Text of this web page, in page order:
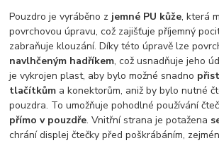
Pouzdro je vyráběno z jemné PU kůže, která
povrchovou úpravu, což zajišťuje příjemný
zabraňuje klouzání. Díky této úpravě lze
navlhčeným hadříkem, což usnadňuje jeho
je vykrojen plast, aby bylo možné snadno
tlačítkům a konektorům, aniž by bylo nutné
pouzdra. To umožňuje pohodlné používání
přímo v pouzdře. Vnitřní strana je potažena
chrání displej čtečky před poškrábáním,